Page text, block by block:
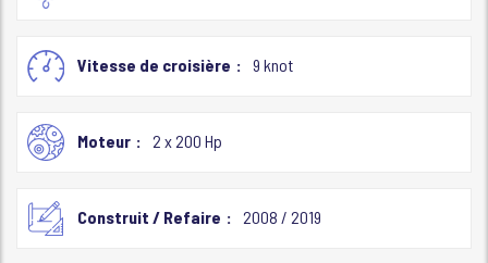
Vitesse de croisière 9 knot
Moteur 2 x 200 Hp
Construit / Refaire 2008 / 2019